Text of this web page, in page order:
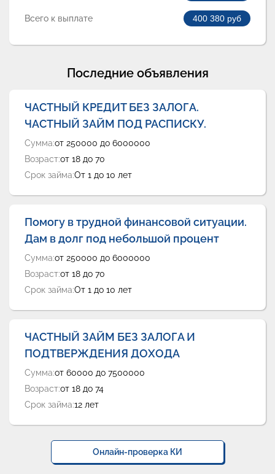
Всего к выплате 400 380 руб
Последние объявления
ЧАСТНЫЙ КРЕДИТ БЕЗ ЗАЛОГА.
ЧАСТНЫЙ ЗАЙМ ПОД РАСПИСКУ.
Сумма:от 250000 до 6000000
Возраст:от 18 до 70
Срок займа:От 1 до 10 лет
Помогу в трудной финансовой ситуации.
Дам в долг под небольшой процент
Сумма:от 250000 до 6000000
Возраст:от 18 до 70
Срок займа:От 1 до 10 лет
ЧАСТНЫЙ ЗАЙМ БЕЗ ЗАЛОГА И
ПОДТВЕРЖДЕНИЯ ДОХОДА
Сумма:от 60000 до 7500000
Возраст:от 18 до 74
Срок займа:12 лет
Онлайн-проверка КИ